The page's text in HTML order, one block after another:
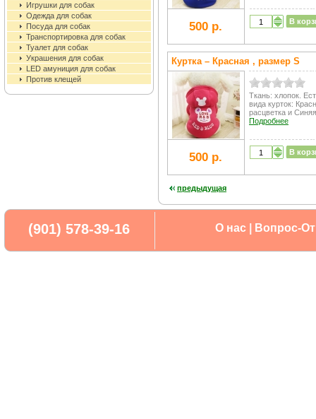
Игрушки для собак
Одежда для собак
Посуда для собак
Транспортировка для собак
Туалет для собак
Украшения для собак
LED амуниция для собак
Против клещей
500 р. В
Куртка – Красная , размер S
Ткань: хлопок.
вида курток:
расцветка и
Подробнее
500 р. В
предыдущая
(901) 578-39-16 О нас Вопрос-